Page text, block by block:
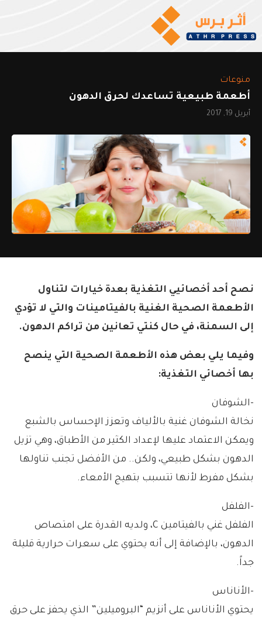
منوعات
أطعمة طبيعية تساعدك لحرق الدهون
أبريل 19, 2017
نصح أحد أخصائيي التغذية بعدة خيارات لتناول
الأطعمة الصحية الغنية بالفيتامينات والتي لا تؤدي
إلى السمنة، في حال كنتي تعانين من تراكم الدهون.
وفيما يلي بعض هذه الأطعمة الصحية التي ينصح
بها أخصائي التغذية:
-الشوفان
نخالة الشوفان غنية بالألياف وتعزز الإحساس بالشبع
ويمكن الاعتماد عليها لإعداد الكثير من الأطباق، وهي تزيل
الدهون بشكل طبيعي، ولكن.. من الأفضل تجنب تناولها
بشكل مفرط لأنها تتسبب بتهيج الأمعاء.
-الفلفل
الفلفل غني بالفيتامين C، ولديه القدرة على امتصاص
الدهون، بالإضافة إلى أنه يحتوي على سعرات حرارية قليلة
جداً.
-الأناناس
يحتوي الأناناس على أنزيم “البروميلين” الذي يحفز على حرق